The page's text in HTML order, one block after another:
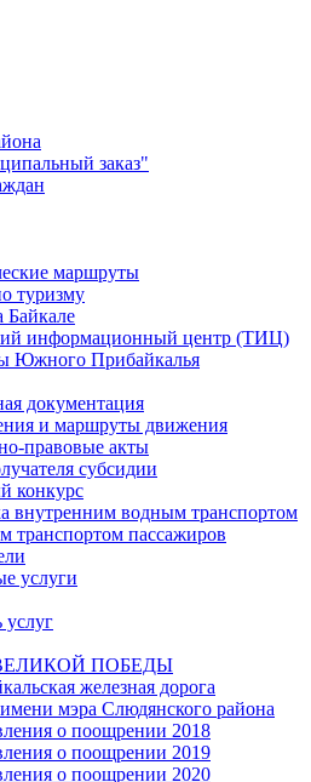
заказ"
маршруты
туризму
информационный центр (ТИЦ)
Южного Прибайкалья
документация
и маршруты движения
правовые акты
субсидии
конкурс
внутренним водным транспортом
транспортом пассажиров
услуги
услуг
ПОБЕДЫ
железная дорога
мэра Слюдянского района
о поощрении 2018
о поощрении 2019
о поощрении 2020